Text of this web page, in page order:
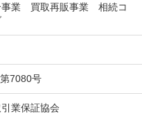
事業 買取再販事業 相続コ
7080号
業保証協会